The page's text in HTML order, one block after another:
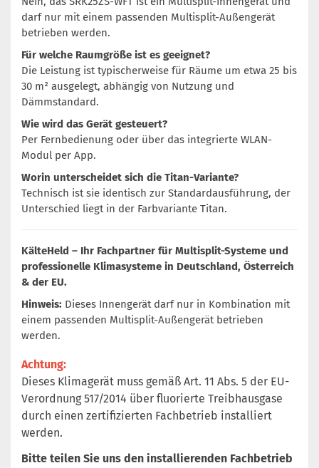
darf nur mit einem passenden Multisplit-Außengerät
betrieben werden.
Für welche Raumgröße ist es geeignet?
Die Leistung ist typischerweise für Räume um etwa 25 bis
30 m² ausgelegt, abhängig von Nutzung und
Dämmstandard.
Wie wird das Gerät gesteuert?
Per Fernbedienung oder über das integrierte WLAN-
Modul per App.
Worin unterscheidet sich die Titan-Variante?
Technisch ist sie identisch zur Standardausführung, der
Unterschied liegt in der Farbvariante Titan.
KälteHeld – Ihr Fachpartner für Multisplit-Systeme und
professionelle Klimasysteme in Deutschland, Österreich
& der EU.
Hinweis: Dieses Innengerät darf nur in Kombination mit
einem passenden Multisplit-Außengerät betrieben
werden.
Achtung:
Dieses Klimagerät muss gemäß Art. 11 Abs. 5 der EU-
Verordnung 517/2014 über fluorierte Treibhausgase
durch einen zertifizierten Fachbetrieb installiert
werden.
Bitte teilen Sie uns den installierenden Fachbetrieb